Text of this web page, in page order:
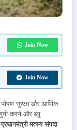
Join Now
Join Now
सुरक्षा और आर्थिक
करने और ब्लू
प्रधानमंत्री मत्स्य संपदा